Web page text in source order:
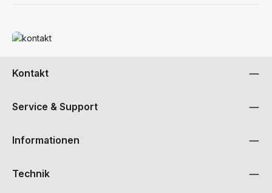
Mehr erfahren
Kontakt
Service & Support
Informationen
Technik